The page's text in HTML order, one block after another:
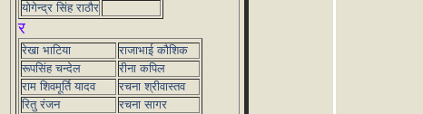
योगेन्द्र सिंह राठौर
र
रेखा भाटिया
राजाभाई कौशिक
रूपसिंह चन्देल
रीना कपिल
राम शिवमूर्ति यादव
रचना श्रीवास्तव
रितु रंजन
रचना सागर